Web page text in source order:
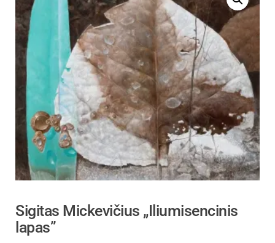
Sigitas Mickevičius „Iliumisencinis
lapas”